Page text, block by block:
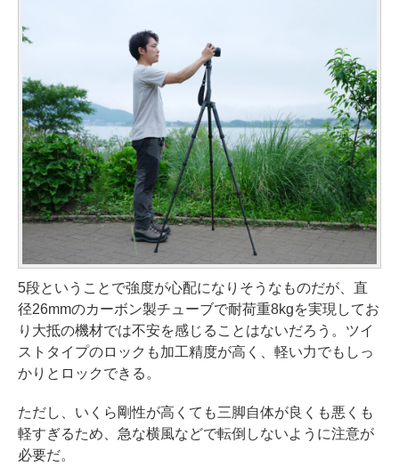
5段ということで強度が心配になりそうなものだが、直
径26mmのカーボン製チューブで耐荷重8kgを実現してお
り大抵の機材では不安を感じることはないだろう。ツイ
ストタイプのロックも加工精度が高く、軽い力でもしっ
かりとロックできる。
ただし、いくら剛性が高くても三脚自体が良くも悪くも
軽すぎるため、急な横風などで転倒しないように注意が
必要だ。